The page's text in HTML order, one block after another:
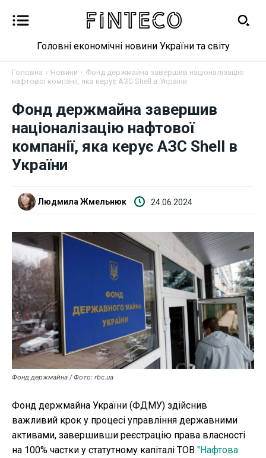
Новини
Бізнес
Фінанси
Валютний ринок
Робота і освіта
Публікації
ФОП
Курс валют
Головні економічні новини України та світу
Головна Новини
Фонд держмайна завершив націоналізацію
нафтової компанії, яка керує АЗС Shell в України
Фонд держмайна завершив
націоналізацію нафтової
компанії, яка керує АЗС Shell в
України
Людмила Жмельнюк 24.06.2024
Фонд держмайна / Фото: rbc.ua
Фонд держмайна України (ФДМУ) здійснив
важливий крок у процесі управління державними
активами, завершивши реєстрацію права власності
на 100% частки у статутному капіталі ТОВ "Нафтова